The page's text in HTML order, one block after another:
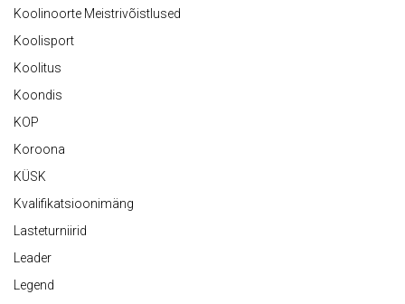
Koolinoorte Meistrivõistlused
Koolisport
Koolitus
Koondis
KOP
Koroona
KÜSK
Kvalifikatsioonimäng
Lasteturniirid
Leader
Legend